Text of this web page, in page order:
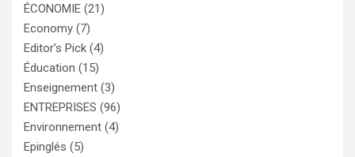
ÉCONOMIE (21)
Economy (7)
Editor's Pick (4)
Éducation (15)
Enseignement (3)
ENTREPRISES (96)
Environnement (4)
Epinglés (5)